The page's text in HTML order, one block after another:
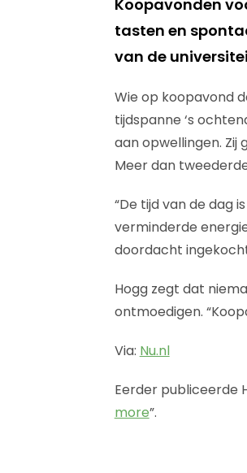
Koopavonden
tasten en
van de
Wie op koopavond
tijdspanne ‘s
aan opwellingen. Zij
Meer dan
“De tijd van de dag
verminderde
doordacht
Hogg zegt dat
ontmoedigen.
Via: Nu.nl
Eerder publiceerde
more”.